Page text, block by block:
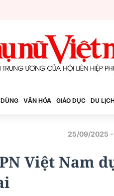
VĂN HÓA GIÁO DỤC DU
25/09/2025 -
Việt Nam